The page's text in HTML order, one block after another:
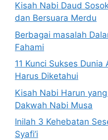
Kisah Nabi Daud
dan Bersuara Merdu
Berbagai masalah
Fahami
11 Kunci Sukses
Harus Diketahui
Kisah Nabi Harun
Dakwah Nabi Musa
Inilah 3 Kehebatan
Syafi’i